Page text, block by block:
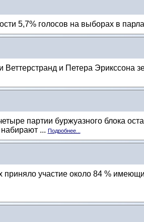
5,7% голосов на выборах в
и Петера Эрикссона
партии буржуазного блока
... Подробнее...
участие около 84 %